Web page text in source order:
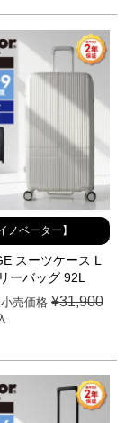
ノベーター】
スーツケース L
ーバッグ 92L
売価格 ¥31,900